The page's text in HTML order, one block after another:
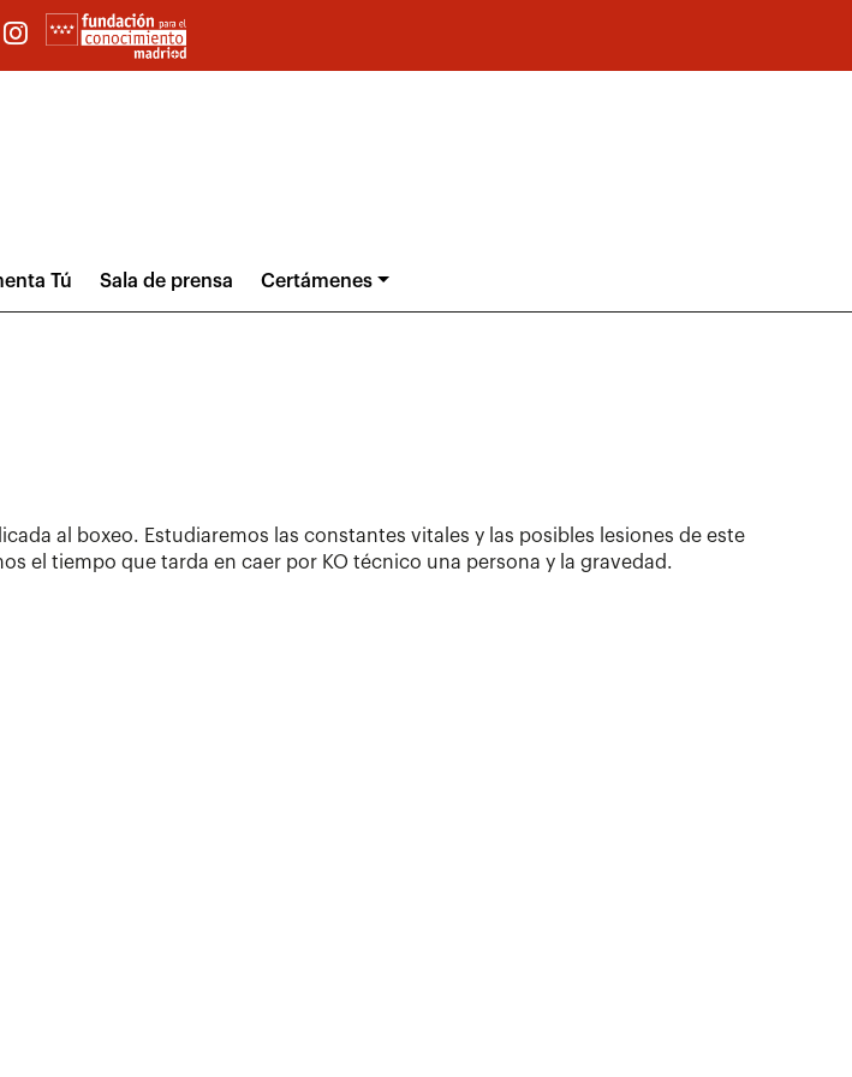
Tú Sala de prensa Certámenes
al boxeo. Estudiaremos las constantes vitales y las posibles lesiones de este
el tiempo que tarda en caer por KO técnico una persona y la gravedad.